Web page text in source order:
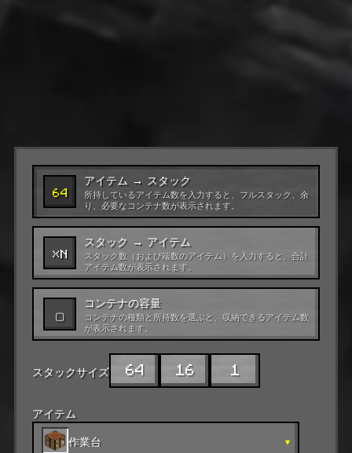
64
アイテム → スタック
所持しているアイテム数を入力すると、フルスタック、余
り、必要なコンテナ数が表示されます。
×N
スタック → アイテム
スタック数（および端数のアイテム）を入力すると、合計
アイテム数が表示されます。
▢
コンテナの容量
コンテナの種類と所持数を選ぶと、収納できるアイテム数
が表示されます。
スタックサイズ 64 16 1
アイテム
作業台
▾